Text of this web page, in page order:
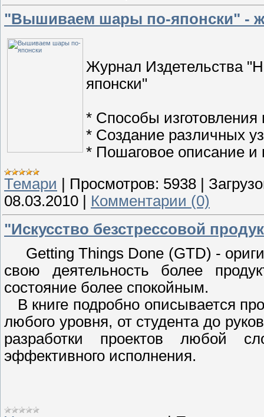
"Вышиваем шары по-японски" -
Журнал Издетельства
японски"
* Способы
* Создание различных
* Пошаговое описание
Темари
Просмотров: 5938
08.03.2010
Комментарии (0)
"Искусство безстрессовой
Getting Things Done (GTD) -
свою деятельность более
состояние более спокойным.
В книге подробно описывается
любого уровня, от студента до
разработки проектов любой
эффективного исполнения.